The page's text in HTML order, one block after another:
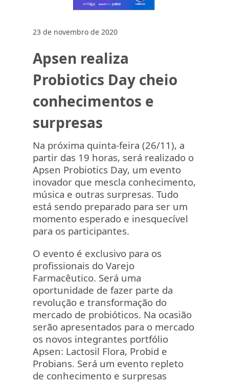
23 de novembro de 2020
Apsen realiza
Probiotics Day cheio
conhecimentos e
surpresas
Na próxima quinta-feira (26/11), a
partir das 19 horas, será realizado o
Apsen Probiotics Day, um evento
inovador que mescla conhecimento,
música e outras surpresas. Tudo
está sendo preparado para ser um
momento esperado e inesquecível
para os participantes.
O evento é exclusivo para os
profissionais do Varejo
Farmacêutico. Será uma
oportunidade de fazer parte da
revolução e transformação do
mercado de probióticos. Na ocasião
serão apresentados para o mercado
os novos integrantes portfólio
Apsen: Lactosil Flora, Probid e
Probians. Será um evento repleto
de conhecimento e surpresas